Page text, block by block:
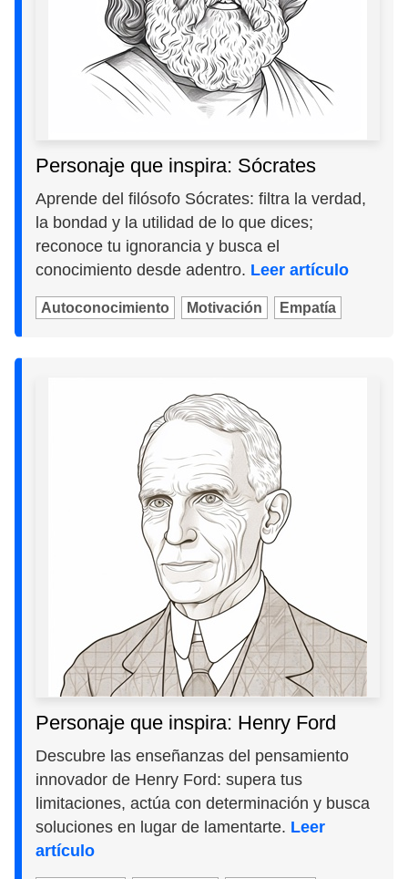
Personaje que inspira: Sócrates
Aprende del filósofo Sócrates: filtra la verdad,
la bondad y la utilidad de lo que dices;
reconoce tu ignorancia y busca el
conocimiento desde adentro. Leer artículo
Autoconocimiento Motivación Empatía
Personaje que inspira: Henry Ford
Descubre las enseñanzas del pensamiento
innovador de Henry Ford: supera tus
limitaciones, actúa con determinación y busca
soluciones en lugar de lamentarte. Leer
artículo